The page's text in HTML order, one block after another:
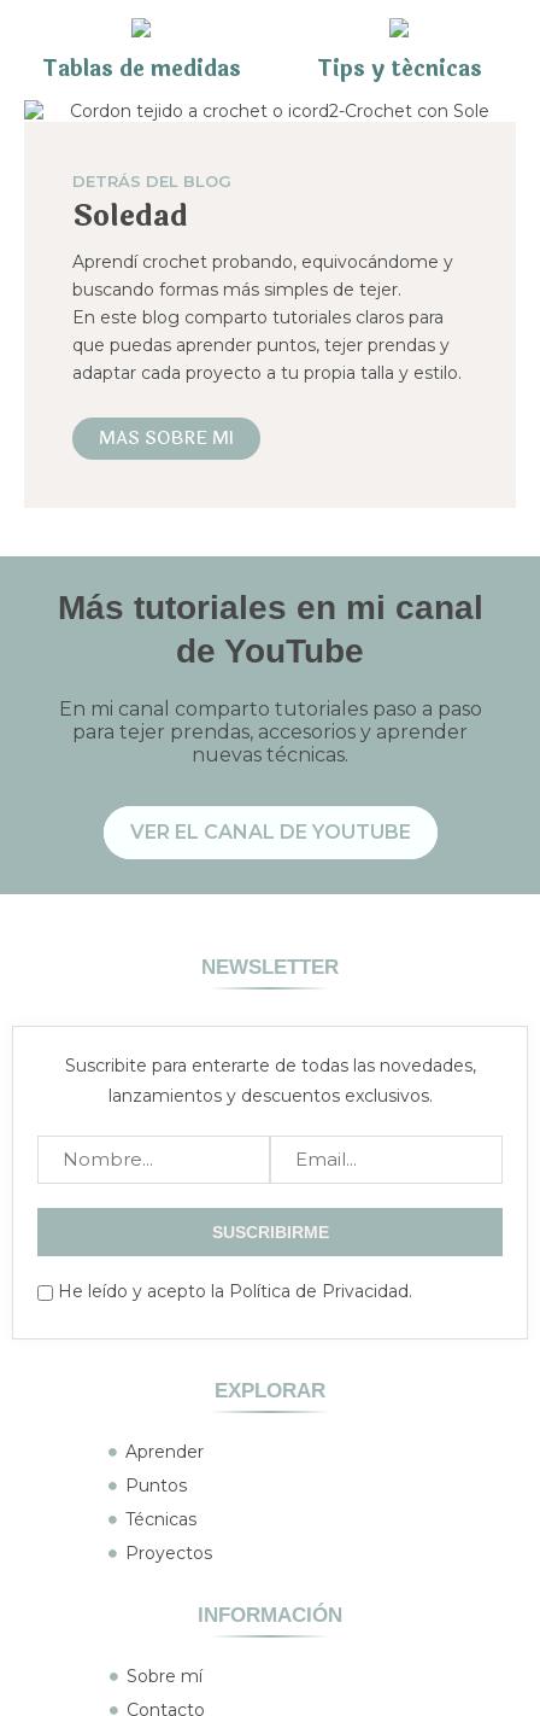
Tablas de medidas Tips y técnicas
DETRÁS DEL BLOG
Soledad
Aprendí crochet probando, equivocándome y
buscando formas más simples de tejer.
En este blog comparto tutoriales claros para
que puedas aprender puntos, tejer prendas y
adaptar cada proyecto a tu propia talla y estilo.
MAS SOBRE MI
Más tutoriales en mi canal
de YouTube
En mi canal comparto tutoriales paso a paso
para tejer prendas, accesorios y aprender
nuevas técnicas.
VER EL CANAL DE YOUTUBE
NEWSLETTER
Suscribite para enterarte de todas las novedades,
lanzamientos y descuentos exclusivos.
He leído y acepto la Política de Privacidad.
EXPLORAR
Aprender
Puntos
Técnicas
Proyectos
INFORMACIÓN
Sobre mí
Contacto